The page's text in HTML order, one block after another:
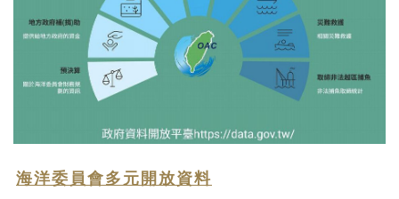
海洋委員會多元開放資料